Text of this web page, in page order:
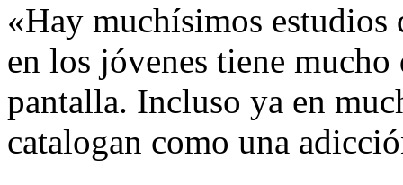
«Hay muchísimos estudios
en los jóvenes tiene
pantalla. Incluso ya en
catalogan como una